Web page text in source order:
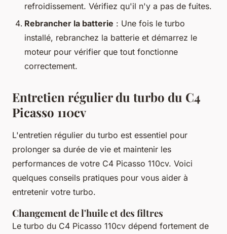
refroidissement. Vérifiez qu'il n'y a pas de fuites.
Rebrancher la batterie : Une fois le turbo
installé, rebranchez la batterie et démarrez le
moteur pour vérifier que tout fonctionne
correctement.
Entretien régulier du turbo du C4
Picasso 110cv
L'entretien régulier du turbo est essentiel pour
prolonger sa durée de vie et maintenir les
performances de votre C4 Picasso 110cv. Voici
quelques conseils pratiques pour vous aider à
entretenir votre turbo.
Changement de l'huile et des filtres
Le turbo du C4 Picasso 110cv dépend fortement de